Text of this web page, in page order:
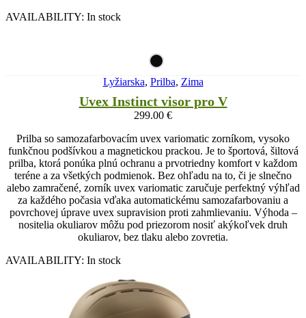
AVAILABILITY: In stock
Lyžiarska, Prilba, Zima
Uvex Instinct visor pro V
299.00 €
Prilba so samozafarbovacím uvex variomatic zorníkom, vysoko
funkčnou podšívkou a magnetickou prackou. Je to športová, šiltová
prilba, ktorá ponúka plnú ochranu a prvotriedny komfort v každom
teréne a za všetkých podmienok. Bez ohľadu na to, či je slnečno
alebo zamračené, zorník uvex variomatic zaručuje perfektný výhľad
za každého počasia vďaka automatickému samozafarbovaniu a
povrchovej úprave uvex supravision proti zahmlievaniu. Výhoda –
nositelia okuliarov môžu pod priezorom nosiť akýkoľvek druh
okuliarov, bez tlaku alebo zovretia.
AVAILABILITY: In stock